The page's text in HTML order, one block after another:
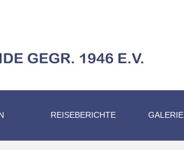
REISEBERICHTE GALERIE